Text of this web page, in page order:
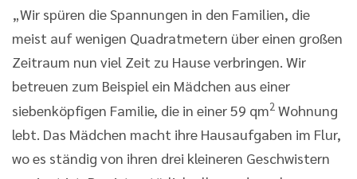
„Wir spüren die Spannungen in den Familien, die
meist auf wenigen Quadratmetern über einen großen
Zeitraum nun viel Zeit zu Hause verbringen. Wir
betreuen zum Beispiel ein Mädchen aus einer
siebenköpfigen Familie, die in einer 59 qm2 Wohnung
lebt. Das Mädchen macht ihre Hausaufgaben im Flur,
wo es ständig von ihren drei kleineren Geschwistern